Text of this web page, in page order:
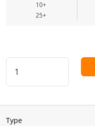
Vermogen (Watt)
Functie
10+
25+
Type